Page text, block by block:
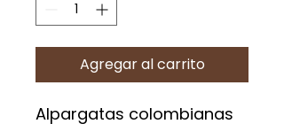
Agregar al carrito
Alpargatas colombianas